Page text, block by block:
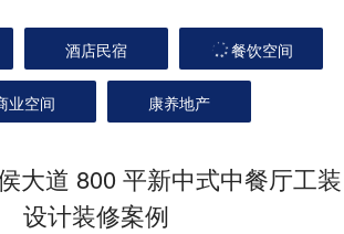
酒店民宿 餐饮空间
业空间 康养地产
大道 800 平新中式中餐厅工装
设计装修案例